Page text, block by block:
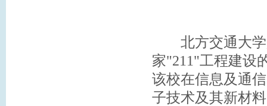
北方交通大学
家"211"工程建设
该校在信息及通
子技术及其新材